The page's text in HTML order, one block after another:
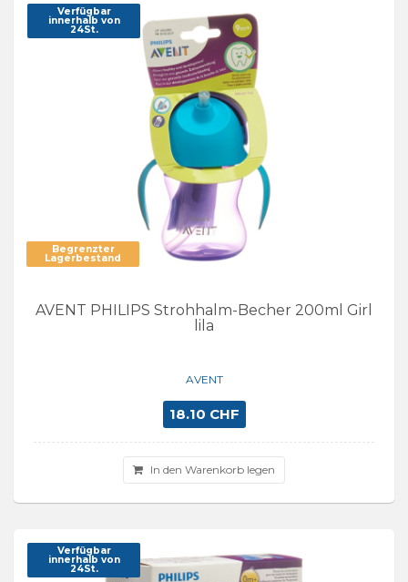
Verfügbar
innerhalb von
24St.
Begrenzter
Lagerbestand
AVENT PHILIPS Strohhalm-Becher 200ml Girl
lila
AVENT
18.10 CHF
In den Warenkorb legen
Verfügbar
innerhalb von
24St.